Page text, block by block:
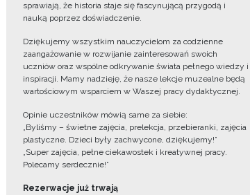
sprawiają, że historia staje się fascynującą przygodą i
nauką poprzez doświadczenie.
Dziękujemy wszystkim nauczycielom za codzienne
zaangażowanie w rozwijanie zainteresowań swoich
uczniów oraz wspólne odkrywanie świata pełnego wiedzy i
inspiracji. Mamy nadzieję, że nasze lekcje muzealne będą
wartościowym wsparciem w Waszej pracy dydaktycznej.
Opinie uczestników mówią same za siebie:
„Byliśmy – świetne zajęcia, prelekcja, przebieranki, zajęcia
plastyczne. Dzieci były zachwycone, dziękujemy!”
„Super zajęcia, pełne ciekawostek i kreatywnej pracy.
Polecamy serdecznie!”
Rezerwacje już trwają